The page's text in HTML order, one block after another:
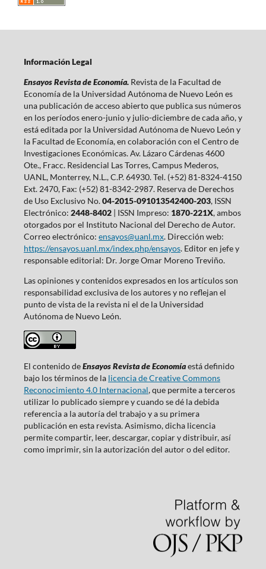
Información Legal
Ensayos Revista de Economía. Revista de la Facultad de
Economía de la Universidad Autónoma de Nuevo León es
una publicación de acceso abierto que publica sus números
en los períodos enero-junio y julio-diciembre de cada año, y
está editada por la Universidad Autónoma de Nuevo León y
la Facultad de Economía, en colaboración con el Centro de
Investigaciones Económicas. Av. Lázaro Cárdenas 4600
Ote., Fracc. Residencial Las Torres, Campus Mederos,
UANL, Monterrey, N.L., C.P. 64930. Tel. (+52) 81-8324-4150
Ext. 2470, Fax: (+52) 81-8342-2987. Reserva de Derechos
de Uso Exclusivo No.04-2015-091013542400-203, ISSN
Electrónico: 2448-8402| ISSN Impreso: 1870-221X, ambos
otorgados por el Instituto Nacional del Derecho de Autor.
Correo electrónico: ensayos@uanl.mx. Dirección web:
https://ensayos.uanl.mx/index.php/ensayos. Editor en jefe y
responsable editorial: Dr. Jorge Omar Moreno Treviño.
Las opiniones y contenidos expresados en los artículos son
responsabilidad exclusiva de los autores y no reflejan el
punto de vista de la revista ni el de la Universidad
Autónoma de Nuevo León.
El contenido deEnsayos Revista de Economíaestá definido
bajo los términos de la licencia de Creative Commons
Reconocimiento 4.0 Internacional, que permite a terceros
utilizar lo publicado siempre y cuando se dé la debida
referencia a la autoría del trabajo y a su primera
publicación en esta revista. Asimismo, dicha licencia
permite compartir, leer, descargar, copiar y distribuir, así
como imprimir, sin la autorización del autor o del editor.